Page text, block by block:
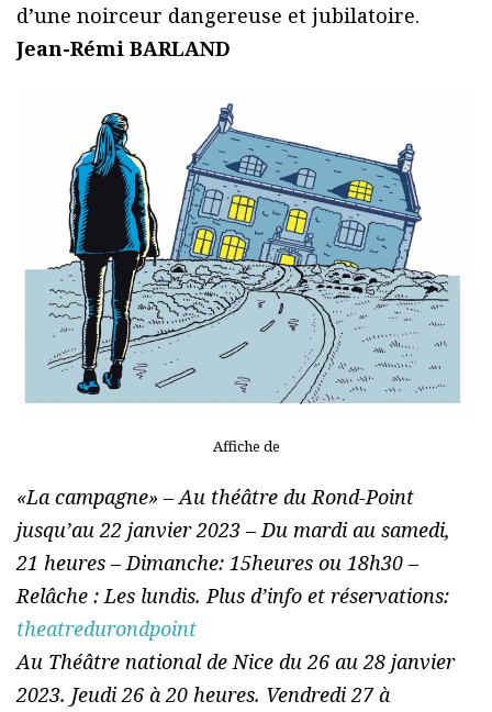
d’une noirceur dangereuse et jubilatoire.
Jean-Rémi BARLAND
Affiche de
«La campagne» – Au théâtre du Rond-Point
jusqu’au 22 janvier 2023 – Du mardi au samedi,
21 heures – Dimanche: 15heures ou 18h30 –
Relâche : Les lundis. Plus d’info et réservations:
theatredurondpoint
Au Théâtre national de Nice du 26 au 28 janvier
2023. Jeudi 26 à 20 heures. Vendredi 27 à